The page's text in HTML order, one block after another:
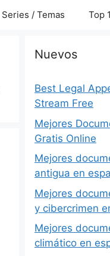
Series / Temas Top
Nuevos
Best Legal
Stream Free
Mejores
Gratis Online
Mejores
antigua en
Mejores
y cibercrimen
Mejores
climático en